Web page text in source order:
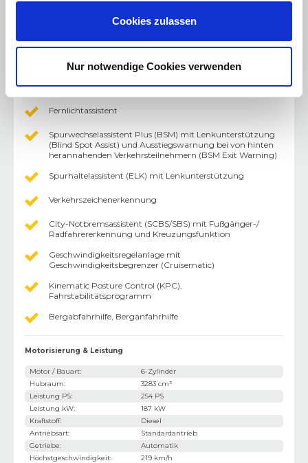
Cookies zulassen
Nur notwendige Cookies verwenden
Parkbremse mit Auto Hold-Funktion
Schaltwippen am Lenkrad
Müdigkeitserkennung
Fernlichtassistent
Spurwechselassistent Plus (BSM) mit Lenkunterstützung
(Blind Spot Assist) und Ausstiegswarnung bei von hinten
herannahenden Verkehrsteilnehmern (BSM Exit Warning)
Spurhaltelassistent (ELK) mit Lenkunterstützung
Verkehrszeichenerkennung
City-Notbremsassistent (SCBS/SBS) mit Fußgänger-/
Radfahrererkennung und Kreuzungsfunktion
Geschwindigkeitsregelanlage mit
Geschwindigkeitsbegrenzer (Cruisematic)
Kinematic Posture Control (KPC),
Fahrstabilitätsprogramm
Bergabfahrhilfe, Berganfahrhilfe
Motorisierung & Leistung
Motor / Bauart:
6-Zylinder
Hubraum:
3283 cm³
Leistung PS:
254 PS
Leistung kW:
187 kW
Kraftstoff:
Diesel
Antriebsart:
Standardantrieb
Getriebe:
Automatik
Höchstgeschwindigkeit:
219 km/h